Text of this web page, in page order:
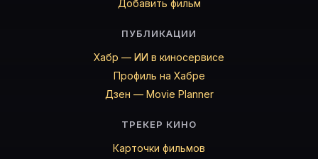
Добавить фильм
ПУБЛИКАЦИИ
Хабр — ИИ в киносервисе
Профиль на Хабре
Дзен — Movie Planner
ТРЕКЕР КИНО
Карточки фильмов